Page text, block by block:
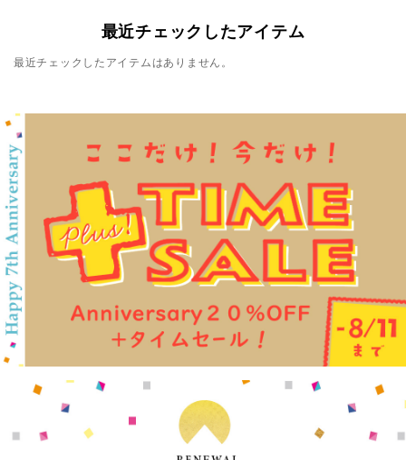
最近チェックしたアイテム
最近チェックしたアイテムはありません。